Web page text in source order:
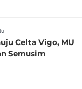
Celta Vigo, MU
Semusim